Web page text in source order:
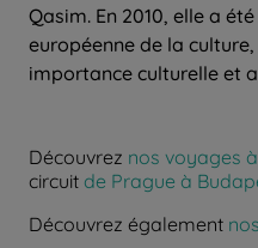
Qasim. En 2010, elle a
européenne de la
importance culturelle et
Découvrez nos voyages
circuit de Prague à
Découvrez également